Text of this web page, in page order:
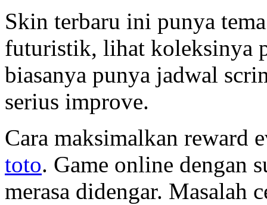
Skin terbaru ini punya
futuristik, lihat koleksinya
biasanya punya jadwal
serius improve.
Cara maksimalkan reward
toto. Game online dengan
merasa didengar. Masalah